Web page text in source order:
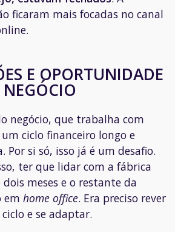
ficaram mais focadas no canal
E OPORTUNIDADE
NEGÓCIO
negócio, que trabalha com
ciclo financeiro longo e
Por si só, isso já é um desafio.
ter que lidar com a fábrica
meses e o restante da
em home office. Era preciso rever
e se adaptar.